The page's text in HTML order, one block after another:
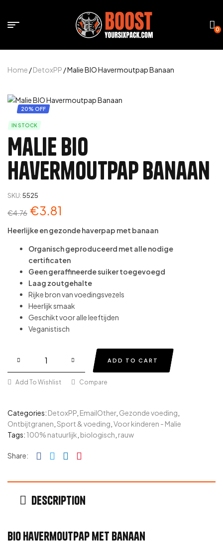
0
Home /DetoxPP / Malie BIO Havermoutpap Banaan
20% OFF
IN STOCK
Malie BIO
Havermoutpap Banaan
SKU:5525
€4.76 €3.81
Heerlijke en gezonde haverpap met banaan
Organisch geproduceerd met alle nodige
certificaten
Geen geraffineerde suiker toegevoegd
Laag zoutgehalte
Rijke bron van voedingsvezels
Heerlijk smaak
Geschikt voor alle leeftijden
Veganistisch
ADD TO CART
Add To Wishlist Compare
Categories: DetoxPP EmailOther, Gezonde voeding
Ontbijtgranen Sport & voeding Voor kinderen - Malie
Tags: 100% natuurlijk biologisch rauw
Share: Facebook
TwitterLinkedin
Description
Bio havermoutpap met banaan